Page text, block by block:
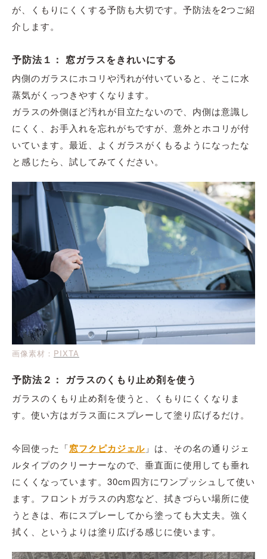
が、くもりにくくする予防も大切です。予防法を2つご紹
介します。
予防法１： 窓ガラスをきれいにする
内側のガラスにホコリや汚れが付いていると、そこに水
蒸気がくっつきやすくなります。
ガラスの外側ほど汚れが目立たないので、内側は意識し
にくく、お手入れを忘れがちですが、意外とホコリが付
いています。最近、よくガラスがくもるようになったな
と感じたら、試してみてください。
画像素材： PIXTA
予防法２： ガラスのくもり止め剤を使う
ガラスのくもり止め剤を使うと、くもりにくくなりま
す。使い方はガラス面にスプレーして塗り広げるだけ。
今回使った「窓フクピカジェル 」は、その名の通りジェ
ルタイプのクリーナーなので、垂直面に使用しても垂れ
にくくなっています。30cm四方にワンプッシュして使い
ます。フロントガラスの内窓など、拭きづらい場所に使
うときは、布にスプレーしてから塗っても大丈夫。強く
拭く、というよりは塗り広げる感じに使います。